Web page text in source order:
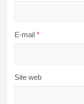
E-mail *
Site web